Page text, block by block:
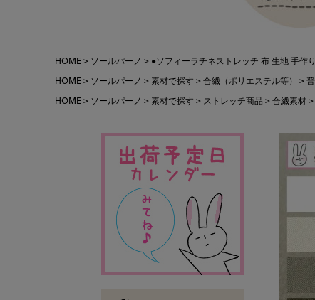
HOME ソールパーノ
●ソフィーラチネストレッチ 布 生地 手作
HOME
ソールパーノ 素材で探す 合繊（ポリエステル等）
HOME
ソールパーノ 素材で探す ストレッチ商品 合繊素材